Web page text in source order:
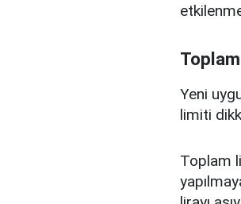
Yeni
limiti
Toplam